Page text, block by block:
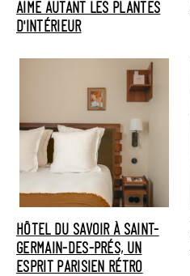
AIME AUTANT LES PLANTES
D'INTÉRIEUR
HÔTEL DU SAVOIR À SAINT-
GERMAIN-DES-PRÉS, UN
ESPRIT PARISIEN RÉTRO